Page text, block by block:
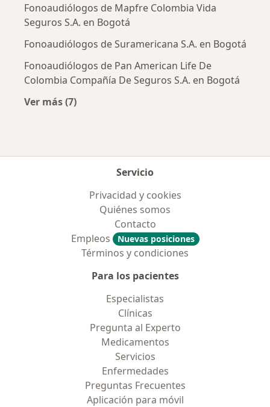
Fonoaudiólogos de Mapfre Colombia Vida
Seguros S.A. en Bogotá
Fonoaudiólogos de Suramericana S.A. en Bogotá
Fonoaudiólogos de Pan American Life De
Colombia Compañía De Seguros S.A. en Bogotá
Ver más (7)
Servicio
Privacidad y cookies
Quiénes somos
Contacto
Empleos
Nuevas posiciones
Términos y condiciones
Para los pacientes
Especialistas
Clínicas
Pregunta al Experto
Medicamentos
Servicios
Enfermedades
Preguntas Frecuentes
Aplicación para móvil